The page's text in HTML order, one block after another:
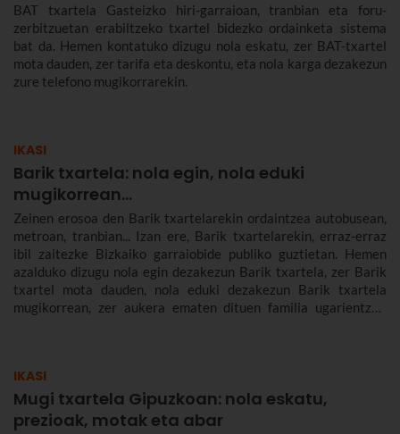
BAT txartela Gasteizko hiri-garraioan, tranbian eta foru-
zerbitzuetan erabiltzeko txartel bidezko ordainketa sistema
bat da. Hemen kontatuko dizugu nola eskatu, zer BAT-txartel
mota dauden, zer tarifa eta deskontu, eta nola karga dezakezun
zure telefono mugikorrarekin.
IKASI
Barik txartela: nola egin, nola eduki
mugikorrean...
Zeinen erosoa den Barik txartelarekin ordaintzea autobusean,
metroan, tranbian... Izan ere, Barik txartelarekin, erraz-erraz
ibil zaitezke Bizkaiko garraiobide publiko guztietan. Hemen
azalduko dizugu nola egin dezakezun Barik txartela, zer Barik
txartel mota dauden, nola eduki dezakezun Barik txartela
mugikorrean, zer aukera ematen dituen familia ugarientzat,
IKASI
Mugi txartela Gipuzkoan: nola eskatu,
prezioak, motak eta abar